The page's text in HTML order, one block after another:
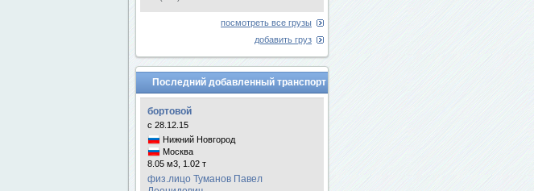
посмотреть все грузы
добавить груз
Последний добавленный транспорт
бортовой
с 28.12.15
Нижний Новгород
Москва
8.05 м3, 1.02 т
физ.лицо Туманов Павел